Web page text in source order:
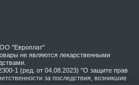
"Европлат"
не являются лекарственными
1 (ред. от 04.08.2023) "О защите прав
за последствия, возникшие